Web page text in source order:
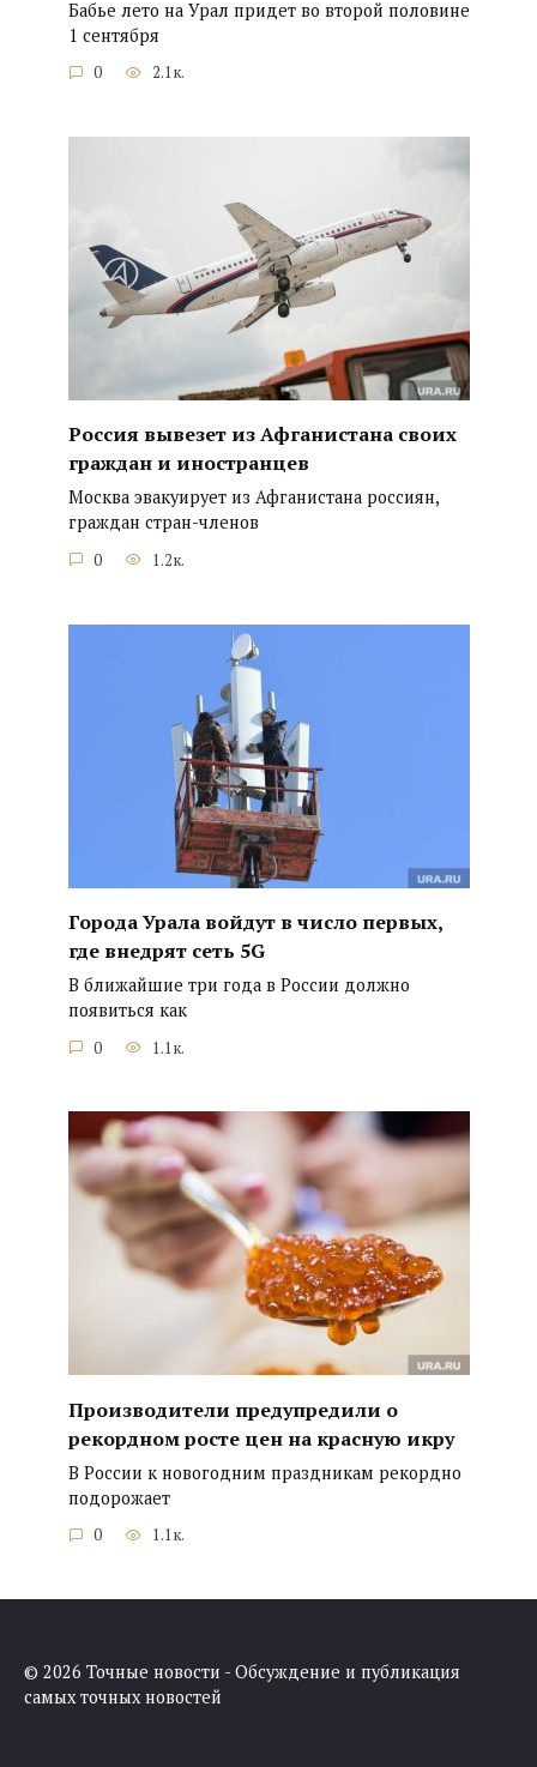
Бабье лето на Урал придет во второй половине
1 сентября
0 2.1к.
Россия вывезет из Афганистана своих
граждан и иностранцев
Москва эвакуирует из Афганистана россиян,
граждан стран-членов
0 1.2к.
Города Урала войдут в число первых,
где внедрят сеть 5G
В ближайшие три года в России должно
появиться как
0 1.1к.
Производители предупредили о
рекордном росте цен на красную икру
В России к новогодним праздникам рекордно
подорожает
0 1.1к.
© 2026 Точные новости - Обсуждение и публикация
самых точных новостей